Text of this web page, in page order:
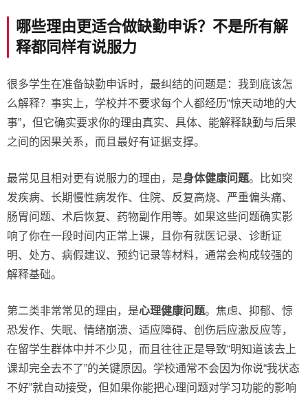
哪些理由更适合做缺勤申诉？不是所有解
释都同样有说服力
很多学生在准备缺勤申诉时，最纠结的问题是：我到底该怎
么解释？事实上，学校并不要求每个人都经历“惊天动地的大
事”，但它确实要求你的理由真实、具体、能解释缺勤与后果
之间的因果关系，而且最好有证据支撑。
最常见且相对更有说服力的理由，是身体健康问题。比如突
发疾病、长期慢性病发作、住院、反复高烧、严重偏头痛、
肠胃问题、术后恢复、药物副作用等。如果这些问题确实影
响了你在一段时间内正常上课，且你有就医记录、诊断证
明、处方、病假建议、预约记录等材料，通常会构成较强的
解释基础。
第二类非常常见的理由，是心理健康问题。焦虑、抑郁、惊
恐发作、失眠、情绪崩溃、适应障碍、创伤后应激反应等，
在留学生群体中并不少见，而且往往正是导致“明知道该去上
课却完全去不了”的关键原因。学校通常不会因为你说“我状态
不好”就自动接受，但如果你能把心理问题对学习功能的影响